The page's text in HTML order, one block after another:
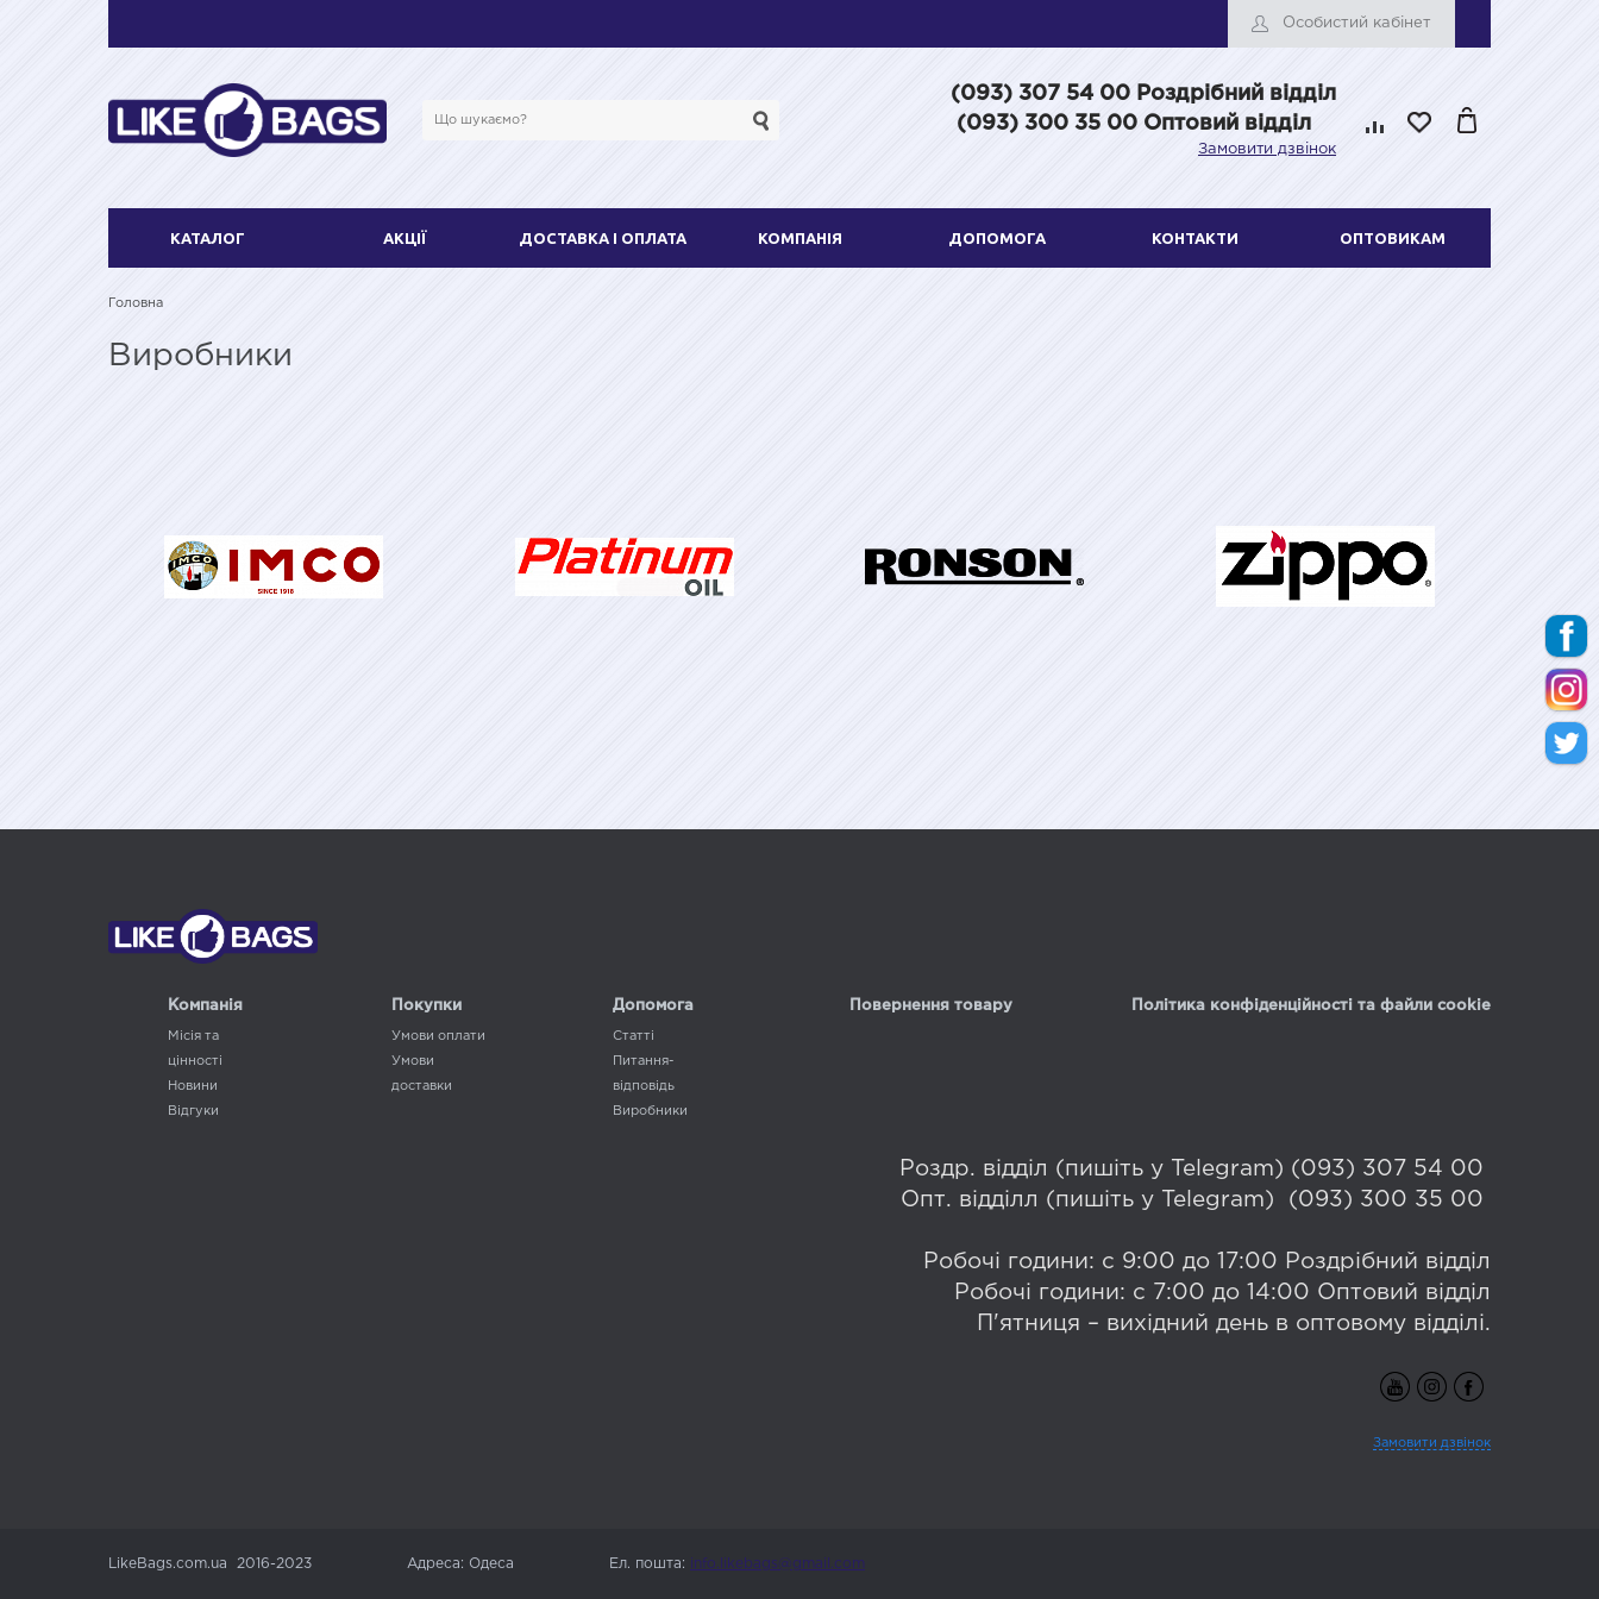
Особистий кабінет
(093) 307 54 00 Роздрібний відділ
(093) 300 35 00 Оптовий відділ
Замовити дзвінок
КАТАЛОГ АКЦІЇ ДОСТАВКА І ОПЛАТА КОМПАНІЯ ДОПОМОГА КОНТАКТИ ОПТОВИКАМ
Головна
Виробники
Компанія
Місія та
цінності
Новини
Відгуки
Покупки
Умови оплати
Умови
доставки
Допомога
Статті
Питання-
відповідь
Виробники
Повернення товару Політика конфіденційності та файли cookie
Роздр. відділ (пишіть у Telegram) (093) 307 54 00
Опт. відділл (пишіть у Telegram) (093) 300 35 00
Робочі години: с 9:00 до 17:00 Роздрібний відділ
Робочі години: с 7:00 до 14:00 Оптовий відділ
П'ятниця – вихідний день в оптовому відділі.
Замовити дзвінок
LikeBags.com.ua 2016-2023 Адреса: Одеса Ел. пошта: info.likebags@gmail.com